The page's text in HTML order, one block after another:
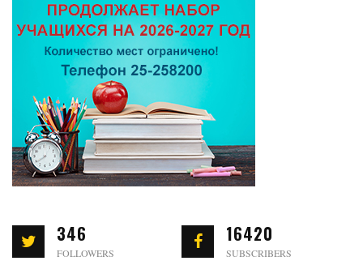
346
FOLLOWERS
16420
SUBSCRIBERS